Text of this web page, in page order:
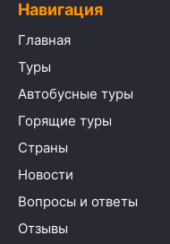
Навигация
Главная
Туры
Автобусные туры
Горящие туры
Страны
Новости
Вопросы и ответы
Отзывы